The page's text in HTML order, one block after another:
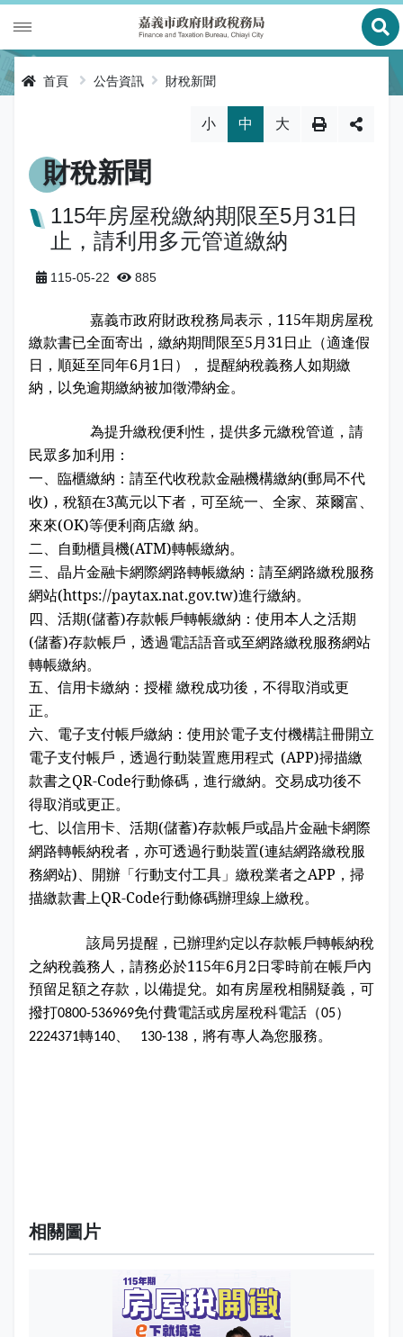
展
財金及菸酒管理
房屋稅
土地增值稅
契稅
使用牌照稅
退稅專區
稅務行事曆
線上申辦
申辦進度查詢及補件
線上查詢與試算
網路申報
e觸即發跨域稅務通
便民服務
節稅健檢
客服諮詢
多元繳稅管道
智能櫃員機
稅籍異動即時通
公告資訊
財稅新聞
公告訊息
徵才快訊
有獎徵答
最新債務訊息
宣導專區
發票專區
嘉義市政府資料開放平台
招標公告
專區服務
全功能櫃臺服務專區
創新便民服務措施
納稅者權利保護專區
行政救濟專區
檔案應用園地
個人資料保護專區
常見問答
廉政園地
會計園地
人事園地
性騷擾及職場霸凌分類
志工園地
地方稅稽徵機關
相關連結
稅務軟體下載
稅捐稽徵法專區
常見違章案例
本局沿革
副局長簡介
經營理念
組織職掌
聯絡資訊
交通資訊
辦公室平面圖
本局優良事蹟
績優人員
網站導覽
English
首長信箱
常見問答
雙語詞彙
首頁 公告資訊 財稅新聞
小 中 大
財稅新聞
115年房屋稅繳納期限至5月31日
止，請利用多元管道繳納
115-05-22 885
嘉義市政府財政稅務局表示，115年期房屋稅
繳款書已全面寄出，繳納期間限至5月31日止（適逢假
日，順延至同年6月1日）， 提醒納稅義務人如期繳
納，以免逾期繳納被加徵滯納金。
為提升繳稅便利性，提供多元繳稅管道，請
民眾多加利用：
一、 臨櫃繳納：請至代收稅款金融機構繳納(郵局不代
收)，稅額在3萬元以下者，可至統一、全家、萊爾富、
來來(OK)等便利商店繳 納。
二、 自動櫃員機(ATM)轉帳繳納。
三、 晶片金融卡網際網路轉帳繳納：請至網路繳稅服務
網站(https://paytax.nat.gov.tw)進行繳納。
四、 活期(儲蓄)存款帳戶轉帳繳納：使用本人之活期
(儲蓄)存款帳戶，透過電話語音或至網路繳稅服務網站
轉帳繳納。
五、 信用卡繳納：授權 繳稅成功後，不得取消或更
正。
六、 電子支付帳戶繳納：使用於電子支付機構註冊開立
電子支付帳戶，透過行動裝置應用程式 (APP)掃描繳
款書之QR-Code行動條碼，進行繳納。交易成功後不
得取消或更正。
七、 以信用卡、活期(儲蓄)存款帳戶或晶片金融卡網際
網路轉帳納稅者，亦可透過行動裝置(連結網路繳稅服
務網站)、開辦「行動支付工具」繳稅業者之APP，掃
描繳款書上QR-Code行動條碼辦理線上繳稅。
該局另提醒 ，已辦理約定以存款帳戶轉帳納稅
之納稅義務人，請務必於115年6月2日零時前在帳戶內
預留足額之存款，以備提兌。 如有房屋稅相關疑義，可
撥打0800-536969免付費電話或房屋稅科電話（05）
2224371轉140、 130-138 ，將有專人為您服務。
相關圖片